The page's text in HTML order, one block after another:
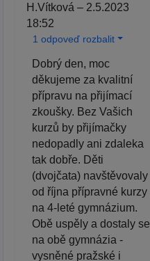
H.Vítková – 2.5.2023
18:52
1 odpoveď rozbalit
Dobrý den, moc
děkujeme za kvalitní
přípravu na přijímací
zkoušky. Bez Vašich
kurzů by přijímačky
nedopadly ani zdaleka
tak dobře. Děti
(dvojčata) navštěvovaly
od října přípravné kurzy
na 4-leté gymnázium.
Obě uspěly a dostaly se
na obě gymnázia -
vysněné pražské i